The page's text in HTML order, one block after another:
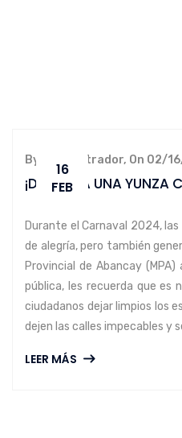
16
FEB
By administrador, On 02/
¡DISFRUTA UNA YUNZA
Durante el Carnaval 2024,
de alegría, pero también
Provincial de Abancay
pública, les recuerda que es
ciudadanos dejar limpios los
dejen las calles impecables y
LEER MÁS